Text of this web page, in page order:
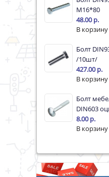
М16*80
48.00 р.
Болт DIN933 М8*40
/10шт/
427.00 р.
Болт мебельн
DIN603
8.00 р.